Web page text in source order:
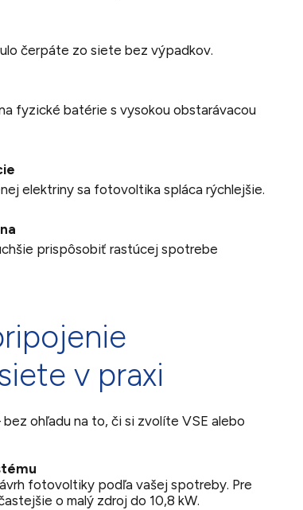
čerpáte zo siete bez výpadkov.
fyzické batérie s vysokou obstarávacou
elektriny sa fotovoltika spláca rýchlejšie.
prispôsobiť rastúcej spotrebe
v praxi
ohľadu na to, či si zvolíte VSE alebo
fotovoltiky podľa vašej spotreby. Pre
o malý zdroj do 10,8 kW.